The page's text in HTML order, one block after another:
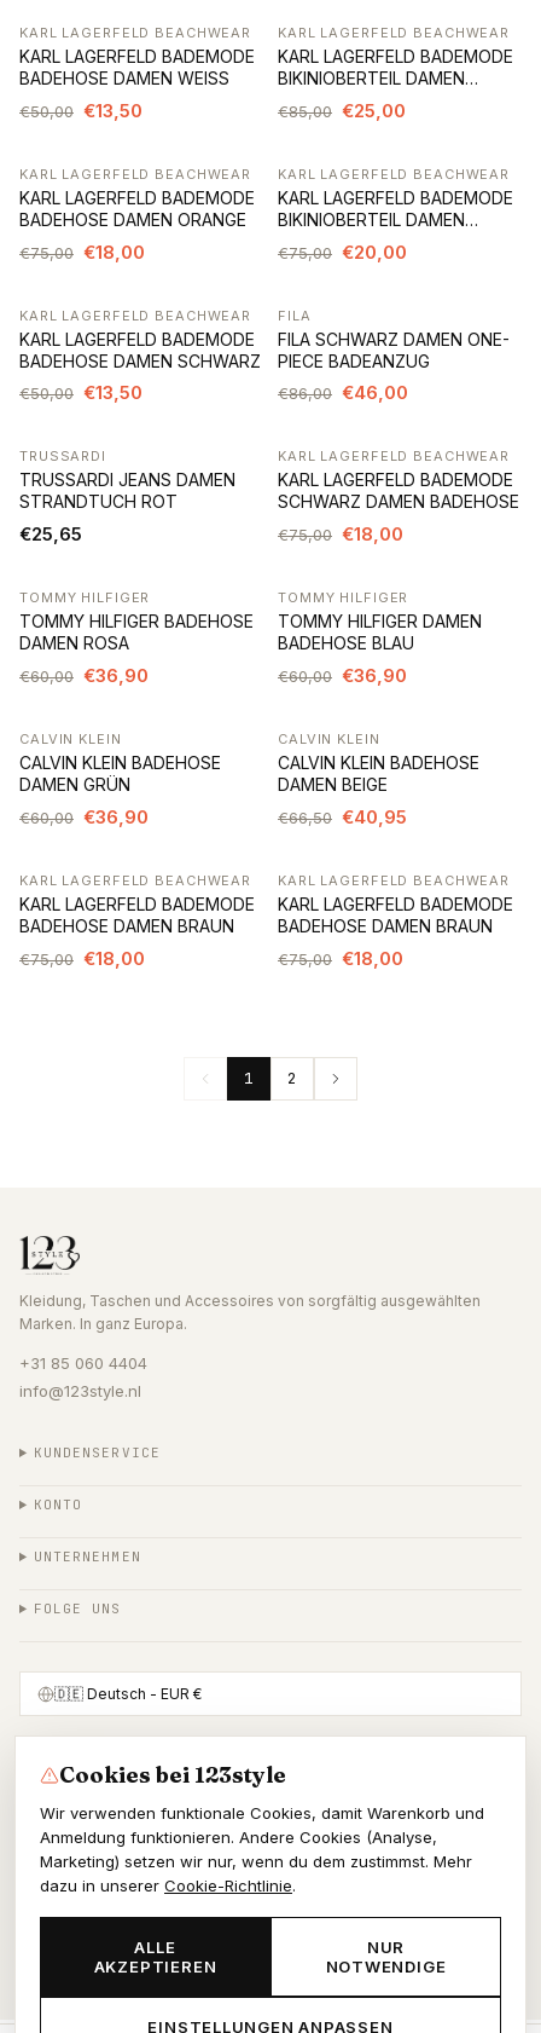
-73%
KARL LAGERFELD BEACHWEAR
KARL LAGERFELD BADEMODE
BADEHOSE DAMEN WEISS
€50,00 €13,50
-71%
KARL LAGERFELD BEACHWEAR
KARL LAGERFELD BADEMODE
BIKINIOBERTEIL DAMEN
SCHWARZ
€85,00 €25,00
-76%
KARL LAGERFELD BEACHWEAR
KARL LAGERFELD BADEMODE
BADEHOSE DAMEN ORANGE
€75,00 €18,00
-73%
KARL LAGERFELD BEACHWEAR
KARL LAGERFELD BADEMODE
BIKINIOBERTEIL DAMEN
SCHWARZ
€75,00 €20,00
-73%
KARL LAGERFELD BEACHWEAR
KARL LAGERFELD BADEMODE
BADEHOSE DAMEN SCHWARZ
€50,00 €13,50
-47%
FILA
FILA SCHWARZ DAMEN ONE-
PIECE BADEANZUG
€86,00 €46,00
TRUSSARDI
TRUSSARDI JEANS DAMEN
STRANDTUCH ROT
€25,65
-76%
KARL LAGERFELD BEACHWEAR
KARL LAGERFELD BADEMODE
SCHWARZ DAMEN BADEHOSE
€75,00 €18,00
-39%
TOMMY HILFIGER
TOMMY HILFIGER BADEHOSE
DAMEN ROSA
€60,00 €36,90
-39%
TOMMY HILFIGER
TOMMY HILFIGER DAMEN
BADEHOSE BLAU
€60,00 €36,90
-39%
CALVIN KLEIN
CALVIN KLEIN BADEHOSE
DAMEN GRÜN
€60,00 €36,90
-38%
CALVIN KLEIN
CALVIN KLEIN BADEHOSE
DAMEN BEIGE
€66,50 €40,95
-76%
KARL LAGERFELD BEACHWEAR
KARL LAGERFELD BADEMODE
BADEHOSE DAMEN BRAUN
€75,00 €18,00
-76%
KARL LAGERFELD BEACHWEAR
KARL LAGERFELD BADEMODE
BADEHOSE DAMEN BRAUN
€75,00 €18,00
1 2
Kleidung, Taschen und Accessoires von sorgfältig ausgewählten
Marken. In ganz Europa.
+31 85 060 4404
info@123style.nl
KUNDENSERVICE
KONTO
UNTERNEHMEN
FOLGE UNS
🇩🇪 Deutsch - EUR €
SICHER BEZAHLEN MIT
DatenschutzCookies
Cookies bei 123style
Wir verwenden funktionale Cookies, damit Warenkorb und
Anmeldung funktionieren. Andere Cookies (Analyse,
Marketing) setzen wir nur, wenn du dem zustimmst. Mehr
dazu in unserer Cookie-Richtlinie.
ALLE
AKZEPTIEREN
NUR
NOTWENDIGE
EINSTELLUNGEN ANPASSEN